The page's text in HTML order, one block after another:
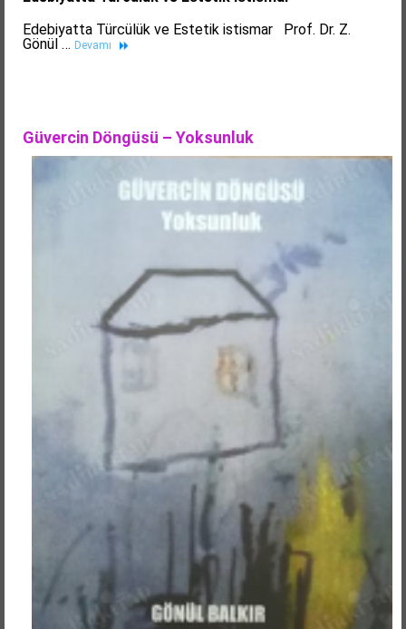
Edebiyatta Türcülük ve Estetik istismar Prof. Dr. Z.
Gönül … Devamı
Güvercin Döngüsü – Yoksunluk